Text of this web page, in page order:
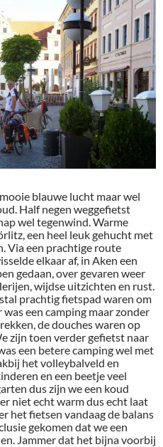
blauwe lucht maar wel
Half negen weggefietst
wel tegenwind. Warme
een heel leuk gehucht met
Via een prachtige route
elkaar af, in Aken een
gedaan, over gevaren weer
wijdse uitzichten en rust.
prachtig fietspad waren om
een camping maar zonder
de douches waren op
zijn toen verder gefietst naar
een betere camping wel met
het volleybalveld en
en een beetje veel
dus zijn we een koud
niet echt warm dus echt laat
het fietsen vandaag de balans
gekomen dat we een
Jammer dat het bijna voorbij